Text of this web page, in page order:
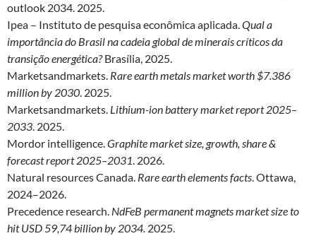
outlook 2034. 2025.
Ipea – Instituto de pesquisa econômica aplicada.Qual a
importância do Brasil na cadeia global de minerais críticos da
transição energética?Brasília, 2025.
Marketsandmarkets. Rare earth metals market worth $7.386
million by 2030. 2025.
Marketsandmarkets. Lithium-ion battery market report 2025–
2033. 2025.
Mordor intelligence.Graphite market size, growth, share &
forecast report 2025–2031. 2026.
Natural resources Canada. Rare earth elements facts. Ottawa,
2024–2026.
Precedence research. NdFeB permanent magnets market size to
hit USD 59,74 billion by 2034. 2025.